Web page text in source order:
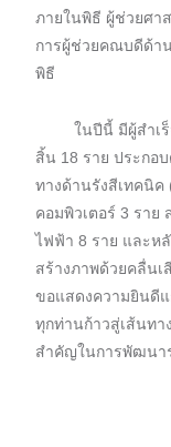
ภายในพิธี ผู้ช่วยศา
การผู้ช่วยคณบดีด้า
พิธี
ในปีนี้ มีผู้สำเ
สิ้น 18 ราย ประกอ
ทางด้านรังสีเทคนิค
คอมพิวเตอร์ 3 ราย
ไฟฟ้า 8 ราย และห
สร้างภาพด้วยคลื่น
ขอแสดงความยินดีแ
ทุกท่านก้าวสู่เส้นทา
สำคัญในการพัฒนา